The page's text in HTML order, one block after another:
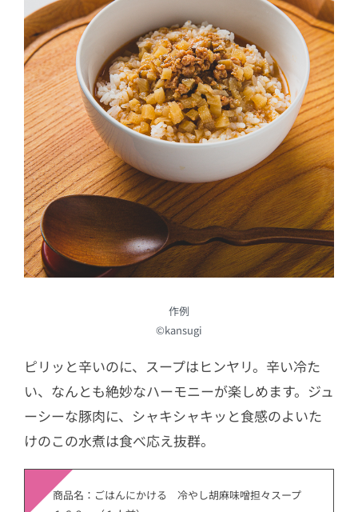
作例
©kansugi
ピリッと辛いのに、スープはヒンヤリ。辛い冷た
い、なんとも絶妙なハーモニーが楽しめます。ジュ
ーシーな豚肉に、シャキシャキッと食感のよいた
けのこの水煮は食べ応え抜群。
商品名：ごはんにかける 冷やし胡麻味噌担々スープ